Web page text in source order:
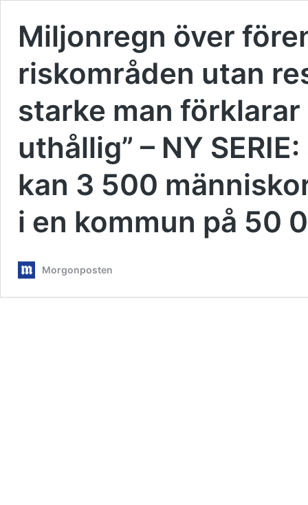
Miljonregn över
riskområden utan
starke man förklarar
uthållig” – NY
kan 3 500
i en kommun på 50
Morgonposten